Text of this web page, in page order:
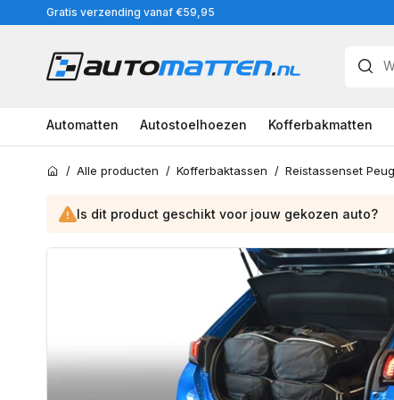
naar
Gratis verzending vanaf €59,95
Automatten Autostoelhoezen Kofferbakmatten
Home
/ Alle producten / Kofferbaktassen /
Is dit product geschikt voor jouw gekozen auto?